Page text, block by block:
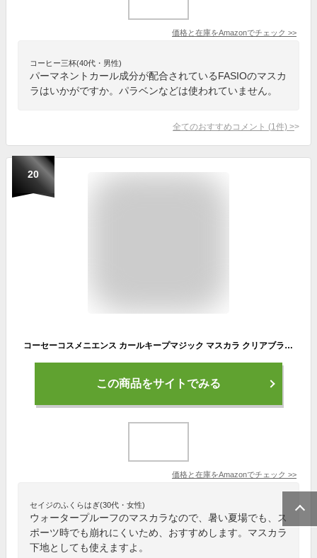
価格と在庫をAmazonでチェック >>
コーヒー三杯(40代・男性)
パーマネントカール成分が配合されているFASIOのマスカ
ラはいかがですか。パラベンなどは使われていません。
全てのおすすめコメント (1 件) >
20
コーセーコスメニエンス カールキープマジック マスカラ クリアブラック 5.5mL マスカラ下地 トップコート マスカラ ウォータープルーフ
この商品をサイトでみる
価格と在庫をAmazonでチェック >>
セイジのふくらはぎ(30代・女性)
ウォータープルーフのマスカラなので、暑い夏場でも、ス
ポーツ時でも崩れにくいため、おすすめします。マスカラ
下地としても使えますよ。